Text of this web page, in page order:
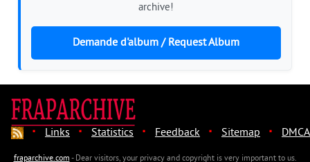
archive!
Demande d'album / Request Album
· Links · Statistics · Feedback · Sitemap · DMCA
fraparchive.com- Dear visitors, your privacy and copyright is very important to us.